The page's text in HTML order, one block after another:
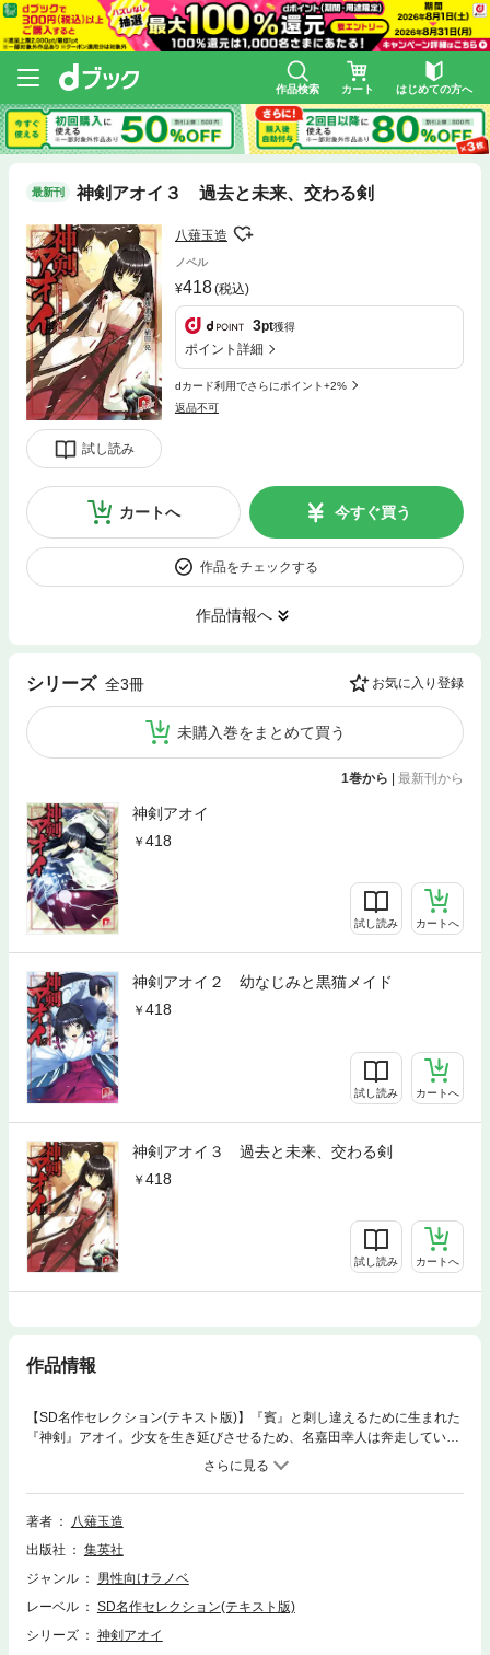
作品検索 カート はじめての方へ
最新刊 神剣アオイ３ 過去と未来、交わる剣
試し読み
八薙玉造
ノベル
418(税込)
3pt獲得
ポイント詳細
dカード利用でさらにポイント+2%
返品不可
カートへ 今すぐ買う
作品をチェックする
作品情報へ
シリーズ 全3冊 お気に入り登録
未購入巻をまとめて買う
1巻から | 最新刊から
神剣アオイ
418
試し読み カートへ
神剣アオイ２ 幼なじみと黒猫メイド
418
試し読み カートへ
神剣アオイ３ 過去と未来、交わる剣
418
試し読み カートへ
作品情報
【SD名作セレクション(テキスト版)】『賓』と刺し違えるために生まれた
『神剣』アオイ。少女を生き延びさせるため、名嘉田幸人は奔走してい
た。『神剣』の標的となった『賓』･輪火との戦いを、恩師･嵯野の不興を
買いつつも、誰も殺すことなく終わらせたり、クロとの一件からぎくしゃ
くとする幼馴染･たばねとアオイの仲を取り持とうとした幸人の行動は
『神剣』と『賓』との関係に、わずかながらでも、よい変化をもたらして
事件が、彼らに致命的な亀裂を生む…。幸人とアオイ、『神剣』と『賓』
の未来はどこへと向かうのか? 『神剣アオイ』クライマックス!※この商品
著者
八薙玉造
出版社
集英社
ジャンル
男性向けラノベ
レーベル
SD名作セレクション(テキスト版)
シリーズ
神剣アオイ